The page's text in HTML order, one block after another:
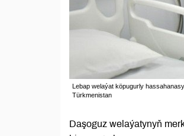
Lebap welaýat köpugurly
Türkmenistan
Daşoguz welaýatynyň